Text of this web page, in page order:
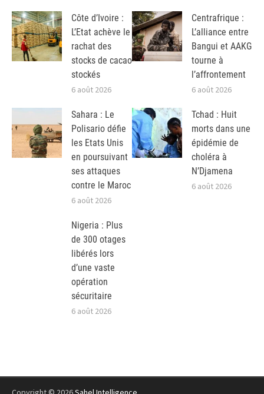
Côte d’Ivoire :
L’Etat achève le
rachat des
stocks de cacao
stockés
6 août 2026
Centrafrique :
L’alliance entre
Bangui et AAKG
tourne à
l’affrontement
6 août 2026
Sahara : Le
Polisario défie
les Etats Unis
en poursuivant
ses attaques
contre le Maroc
6 août 2026
Tchad : Huit
morts dans une
épidémie de
choléra à
N’Djamena
6 août 2026
Nigeria : Plus
de 300 otages
libérés lors
d’une vaste
opération
sécuritaire
6 août 2026